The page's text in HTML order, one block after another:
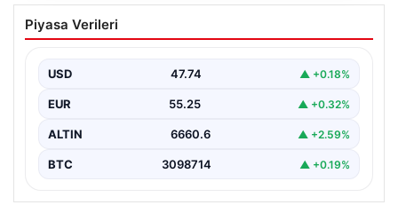
Kurbanlık fiyatları il il sorgulama ekranı
2026: Büyükbaş ve küçükbaş canlı kilo
ve tüm illerin kurbanlık fiyatları
Piyasa Verileri
USD 47.74 ▲ +0.18%
EUR 55.25 ▲ +0.32%
ALTIN 6660.6 ▲ +2.59%
BTC 3098714 ▲ +0.19%